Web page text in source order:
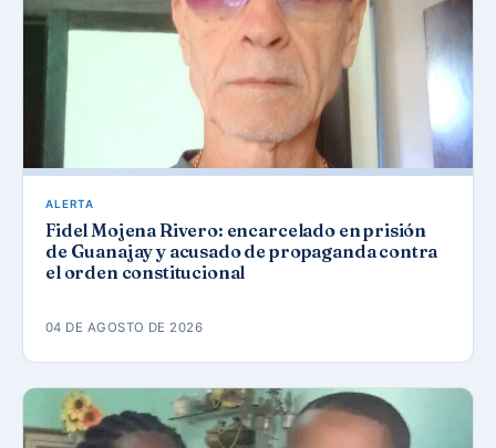
ALERTA
Fidel Mojena Rivero: encarcelado en prisión
de Guanajay y acusado de propaganda contra
el orden constitucional
04 DE AGOSTO DE 2026